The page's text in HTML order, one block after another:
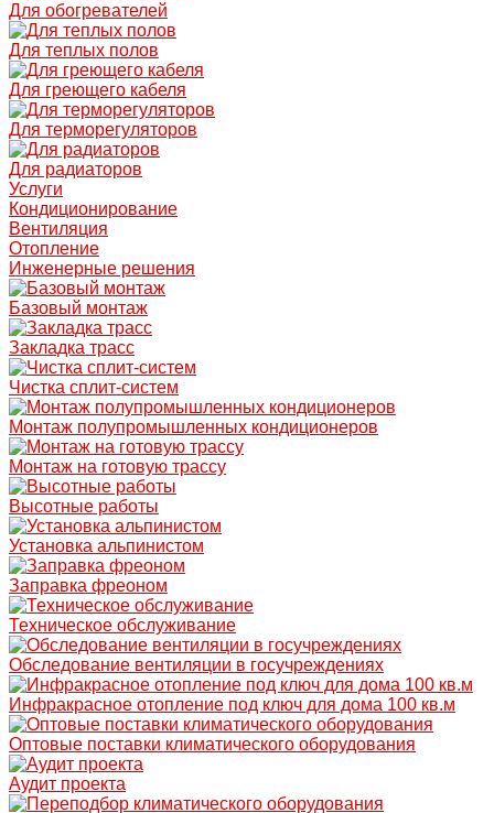
Для обогревателей
Для теплых полов
Для греющего кабеля
Для терморегуляторов
Для радиаторов
Услуги
Кондиционирование
Вентиляция
Отопление
Инженерные решения
Базовый монтаж
Закладка трасс
Чистка сплит-систем
Монтаж полупромышленных кондиционеров
Монтаж на готовую трассу
Высотные работы
Установка альпинистом
Заправка фреоном
Техническое обслуживание
Обследование вентиляции в госучреждениях
Инфракрасное отопление под ключ для дома 100 кв.м
Оптовые поставки климатического оборудования
Аудит проекта